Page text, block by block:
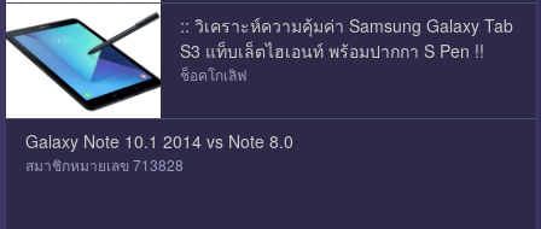
:: วิเคราะห์ความคุ้มค่า Samsung Galaxy Tab
S3 แท็บเล็ตไฮเอนท์ พร้อมปากกา S Pen !!
ช็อคโกเลิฟ
Galaxy Note 10.1 2014 vs Note 8.0
สมาชิกหมายเลข 713828